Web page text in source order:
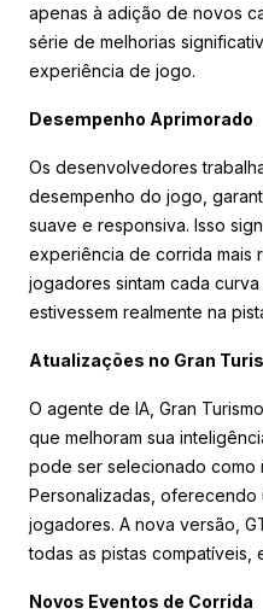
apenas à adição de novos
série de melhorias
experiência de jogo.
Desempenho Aprimorado
Os desenvolvedores
desempenho do jogo,
suave e responsiva. Isso
experiência de corrida mais
jogadores sintam cada
estivessem realmente na
Atualizações no Gran
O agente de IA, Gran
que melhoram sua
pode ser selecionado como
Personalizadas, oferecendo
jogadores. A nova versão,
todas as pistas compatíveis,
Novos Eventos de Corrida